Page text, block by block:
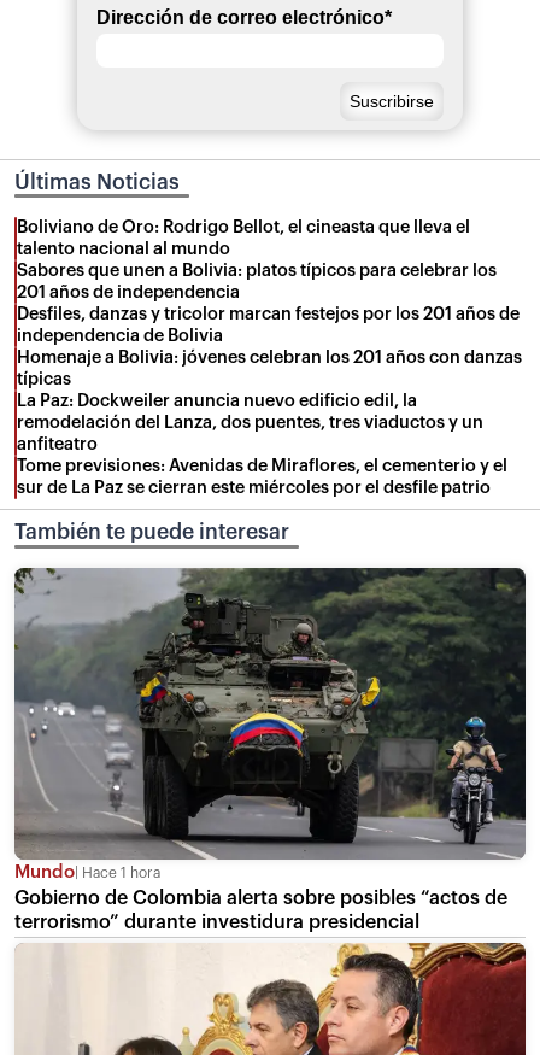
Dirección de correo electrónico*
Últimas Noticias
Boliviano de Oro: Rodrigo Bellot, el cineasta que lleva el
talento nacional al mundo
Sabores que unen a Bolivia: platos típicos para celebrar los
201 años de independencia
Desfiles, danzas y tricolor marcan festejos por los 201 años de
independencia de Bolivia
Homenaje a Bolivia: jóvenes celebran los 201 años con danzas
típicas
La Paz: Dockweiler anuncia nuevo edificio edil, la
remodelación del Lanza, dos puentes, tres viaductos y un
anfiteatro
Tome previsiones: Avenidas de Miraflores, el cementerio y el
sur de La Paz se cierran este miércoles por el desfile patrio
También te puede interesar
Mundo Hace 1 hora
Gobierno de Colombia alerta sobre posibles “actos de
terrorismo” durante investidura presidencial